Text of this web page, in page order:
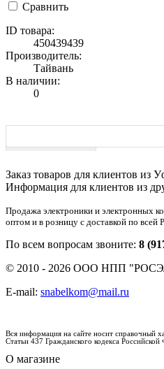
Сравнить
ID товара:
450439439
Производитель:
Тайвань
В наличии:
0
Заказ товаров для клиентов из
Информация для клиентов из
Продажа электроники и электронных
оптом и в розницу с доставкой по всей
По всем вопросам звоните: 8
© 2010 - 2026 ООО НПП
E-mail: snabelkom@mail.ru
Вся информация на сайте носит справочный
Статьи 437 Гражданского кодекса
О магазине